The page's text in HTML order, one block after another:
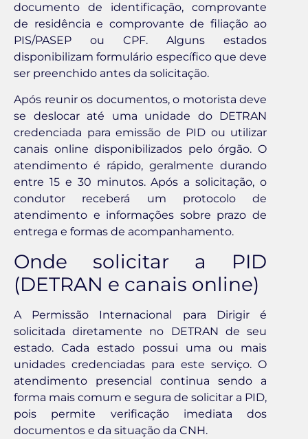
documento de identificação, comprovante
de residência e comprovante de filiação ao
PIS/PASEP ou CPF. Alguns estados
disponibilizam formulário específico que deve
ser preenchido antes da solicitação.
Após reunir os documentos, o motorista deve
se deslocar até uma unidade do DETRAN
credenciada para emissão de PID ou utilizar
canais online disponibilizados pelo órgão. O
atendimento é rápido, geralmente durando
entre 15 e 30 minutos. Após a solicitação, o
condutor receberá um protocolo de
atendimento e informações sobre prazo de
entrega e formas de acompanhamento.
Onde solicitar a PID
(DETRAN e canais online)
A Permissão Internacional para Dirigir é
solicitada diretamente no DETRAN de seu
estado. Cada estado possui uma ou mais
unidades credenciadas para este serviço. O
atendimento presencial continua sendo a
forma mais comum e segura de solicitar a PID,
pois permite verificação imediata dos
documentos e da situação da CNH.